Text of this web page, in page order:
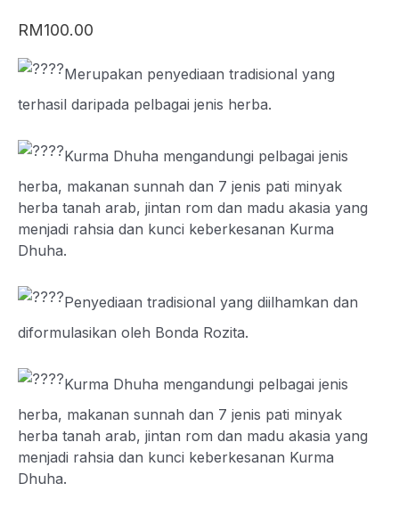
RM100.00
Merupakan penyediaan tradisional yang
terhasil daripada pelbagai jenis herba.
Kurma Dhuha mengandungi pelbagai jenis
herba, makanan sunnah dan 7 jenis pati minyak
herba tanah arab, jintan rom dan madu akasia yang
menjadi rahsia dan kunci keberkesanan Kurma
Dhuha.
Penyediaan tradisional yang diilhamkan dan
diformulasikan oleh Bonda Rozita.
Kurma Dhuha mengandungi pelbagai jenis
herba, makanan sunnah dan 7 jenis pati minyak
herba tanah arab, jintan rom dan madu akasia yang
menjadi rahsia dan kunci keberkesanan Kurma
Dhuha.